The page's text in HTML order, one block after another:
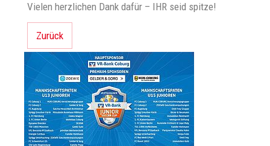
Vielen herzlichen Dank dafür – IHR seid spitze!
Zurück